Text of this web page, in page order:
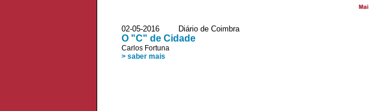
Mai
02-05-2016 Diário de Coimbra
O "C" de Cidade
Carlos Fortuna
> saber mais